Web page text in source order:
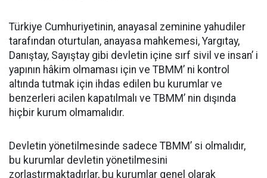
Türkiye Cumhuriyetinin, anayasal zeminine yahudiler
tarafından oturtulan, anayasa mahkemesi, Yargıtay,
Danıştay, Sayıştay gibi devletin içine sırf sivil ve insan’ i
yapının hâkim olmaması için ve TBMM’ ni kontrol
altında tutmak için ihdas edilen bu kurumlar ve
benzerleri acilen kapatılmalı ve TBMM’ nin dışında
hiçbir kurum olmamalıdır.
Devletin yönetilmesinde sadece TBMM’ si olmalıdır,
bu kurumlar devletin yönetilmesini
zorlaştırmaktadırlar, bu kurumlar genel olarak